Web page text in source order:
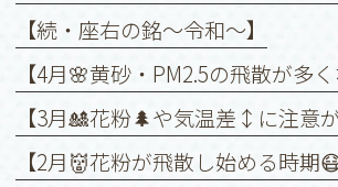
【続・座右の銘〜令和〜】
【4月🌸黄砂・PM2.5の飛散が多く
【3月🎎花粉🌲や気温差↕️に注意